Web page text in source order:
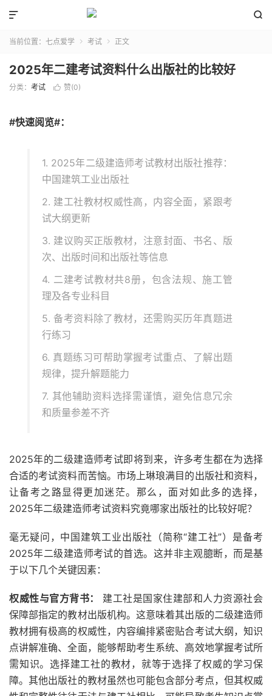


当前位置： 七点爱学  考试  正文
2025年二建考试资料什么出版社的比较好
分类： 考试  赞(0)
#快速阅览#：
1. 2025年二级建造师考试教材出版社推荐：
中国建筑工业出版社
2. 建工社教材权威性高，内容全面，紧跟考
试大纲更新
3. 建议购买正版教材，注意封面、书名、版
次、出版时间和出版社等信息
4. 二建考试教材共8册，包含法规、施工管
理及各专业科目
5. 备考资料除了教材，还需购买历年真题进
行练习
6. 真题练习可帮助掌握考试重点、了解出题
规律，提升解题能力
7. 其他辅助资料选择需谨慎，避免信息冗余
和质量参差不齐
2025年的二级建造师考试即将到来，许多考生都在为选择
合适的考试资料而苦恼。市场上琳琅满目的出版社和资料，
让备考之路显得更加迷茫。那么，面对如此多的选择，
2025年二级建造师考试资料究竟哪家出版社的比较好呢？
毫无疑问，中国建筑工业出版社（简称“建工社”）是备考
2025年二级建造师考试的首选。这并非主观臆断，而是基
于以下几个关键因素：
权威性与官方背书：
建工社是国家住建部和人力资源社会
保障部指定的教材出版机构。这意味着其出版的二级建造师
教材拥有极高的权威性，内容编排紧密贴合考试大纲，知识
点讲解准确、全面，能够帮助考生系统、高效地掌握考试所
需知识。选择建工社的教材，就等于选择了权威的学习保
障。其他出版社的教材虽然也可能包含部分考点，但其权威